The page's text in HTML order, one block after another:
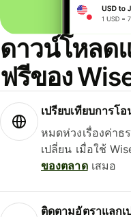
ดาวน์โหลด
ฟรีของ
เปรียบเทียบการโ
หมดห่วงเรื่องค่าธ
เปลี่ยน เมื่อใช้
ของตลาดเสมอ
ติดตามอัตราแลกเ